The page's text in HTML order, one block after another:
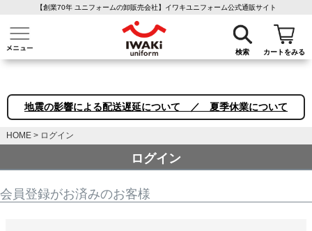
【創業70年 ユニフォームの卸販売会社】イワキユニフォーム公式通販サイト
検索 カートをみる
介護ユニフォーム 作業着・作業服 ファン付き作業着 医療白衣
地震の影響による配送遅延について ／ 夏季休業について
HOME ログイン
ログイン
会員登録がお済みのお客様